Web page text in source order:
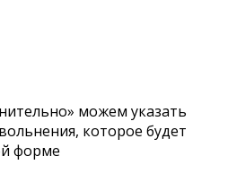
можем указать
которое будет
форме